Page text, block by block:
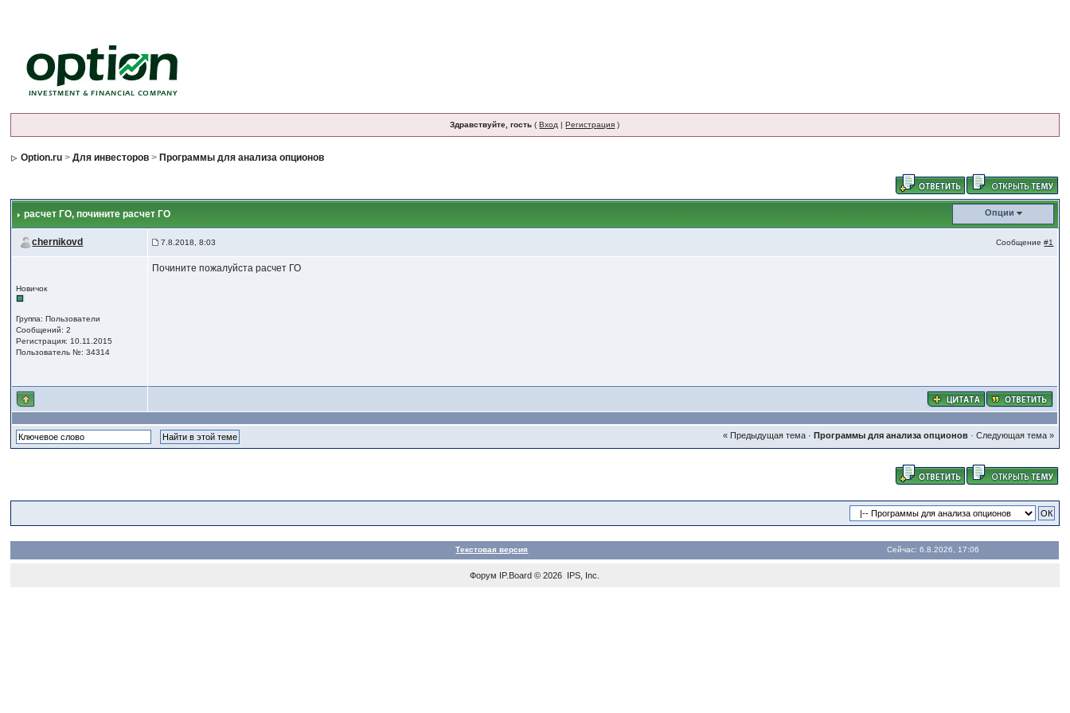
Здравствуйте, гость (Вход |Регистрация )
Option.ru >Для инвесторов > Программы для анализа опционов
расчет ГО, почините расчет ГО Опции
chernikovd 7.8.2018, 8:03 Сообщение#1
Новичок
Группа: Пользователи
Сообщений: 2
Регистрация: 10.11.2015
Пользователь №: 34314
Почините пожалуйста расчет ГО
« Предыдущая тема· Программы для анализа опционов· Следующая тема »
Текстовая версия Сейчас: 6.8.2026, 17:06
Форум IP.Board © 2026 IPS, Inc